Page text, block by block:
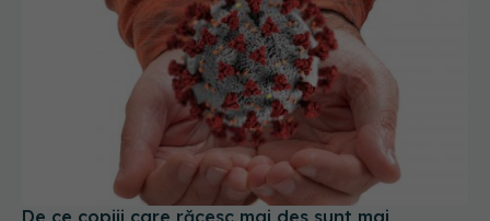
De ce copiii care răcesc mai des sunt mai
protejați de COVID-19. Explicațiile cercetătorilor
02 sep 2025, 09:54